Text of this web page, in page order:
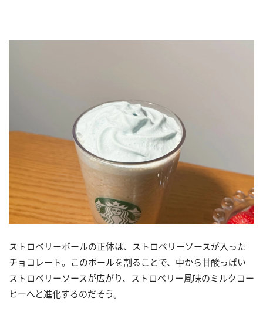
ストロベリーボールの正体は、ストロベリーソースが入った
チョコレート。このボールを割ることで、中から甘酸っぱい
ストロベリーソースが広がり、ストロベリー風味のミルクコー
ヒーへと進化するのだそう。